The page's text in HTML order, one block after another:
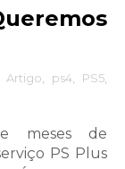
Artigo ps4 PS5
meses de
PS Plus